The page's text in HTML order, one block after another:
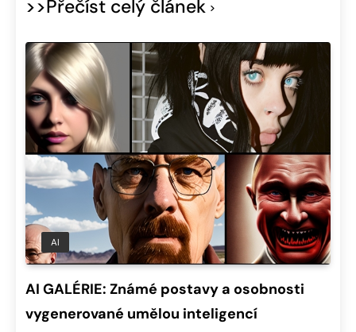
>>Přečíst celý článek
AI
AI GALÉRIE: Známé postavy a osobnosti
vygenerované umělou inteligencí